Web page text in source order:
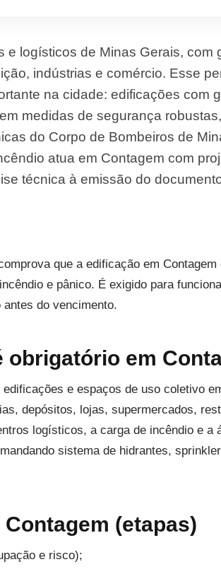
e logísticos de Minas Gerais, com
indústrias e comércio. Esse
na cidade: edificações com
medidas de segurança robustas,
do Corpo de Bombeiros de
atua em Contagem com
técnica à emissão do
que a edificação em Contagem
e pânico. É exigido para
do vencimento.
obrigatório em
e espaços de uso coletivo
depósitos, lojas, supermercados,
logísticos, a carga de incêndio e a
sistema de hidrantes,
(etapas)
e risco);